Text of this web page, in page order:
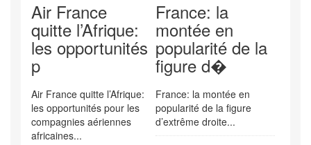
Air France
quitte l’Afrique:
les opportunités
p
Air France quitte l’Afrique:
les opportunités pour les
compagnies aériennes
africaines...
France: la
montée en
popularité de la
figure d�
France: la montée en
popularité de la figure
d’extrême droite...